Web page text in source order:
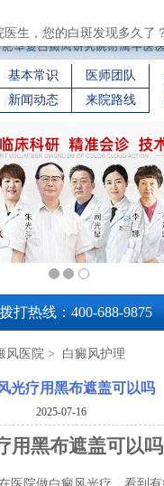
基本常识
医师团队
新闻动态 来院路线
打热线：400-688-9875
风医院 > 白癜风护理
光疗用黑布遮盖可以吗
2025-07-16
用黑布遮盖可以吗
生，您的白斑发现多久了